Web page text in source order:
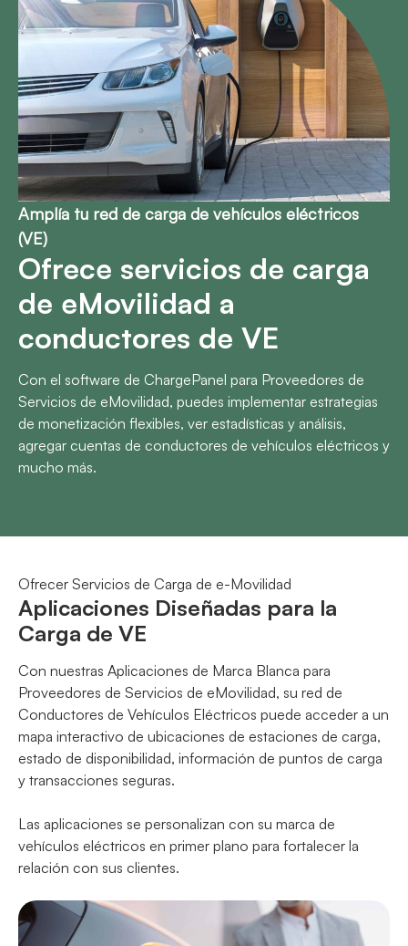
Amplía tu red de carga de vehículos eléctricos
(VE)
Ofrece servicios de carga
de eMovilidad a
conductores de VE
Con el software de ChargePanel para Proveedores de
Servicios de eMovilidad, puedes implementar estrategias
de monetización flexibles, ver estadísticas y análisis,
agregar cuentas de conductores de vehículos eléctricos y
mucho más.
Ofrecer Servicios de Carga de e-Movilidad
Aplicaciones Diseñadas para la
Carga de VE
Con nuestras Aplicaciones de Marca Blanca para
Proveedores de Servicios de eMovilidad, su red de
Conductores de Vehículos Eléctricos puede acceder a un
mapa interactivo de ubicaciones de estaciones de carga,
estado de disponibilidad, información de puntos de carga
y transacciones seguras.
Las aplicaciones se personalizan con su marca de
vehículos eléctricos en primer plano para fortalecer la
relación con sus clientes.